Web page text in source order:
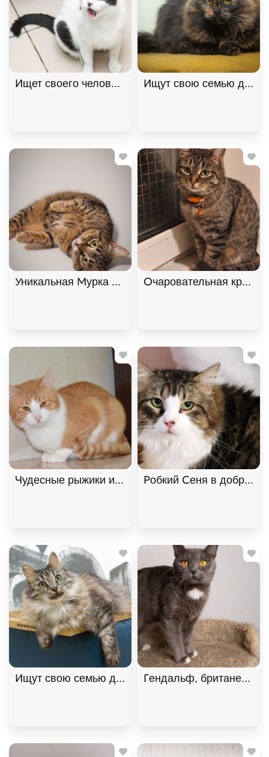
Ищет своего человека кот Снежок!, Черный с
Ищут свою семью два
Уникальная Мурка из МурМяу ищет дом. В дар! ,
Очаровательная
Чудесные рыжики ищут дом. В дар! , Рыжий с
Робкий Сеня в добрые
Ищут свою семью два "пушистых облака",
Гендальф, британец,